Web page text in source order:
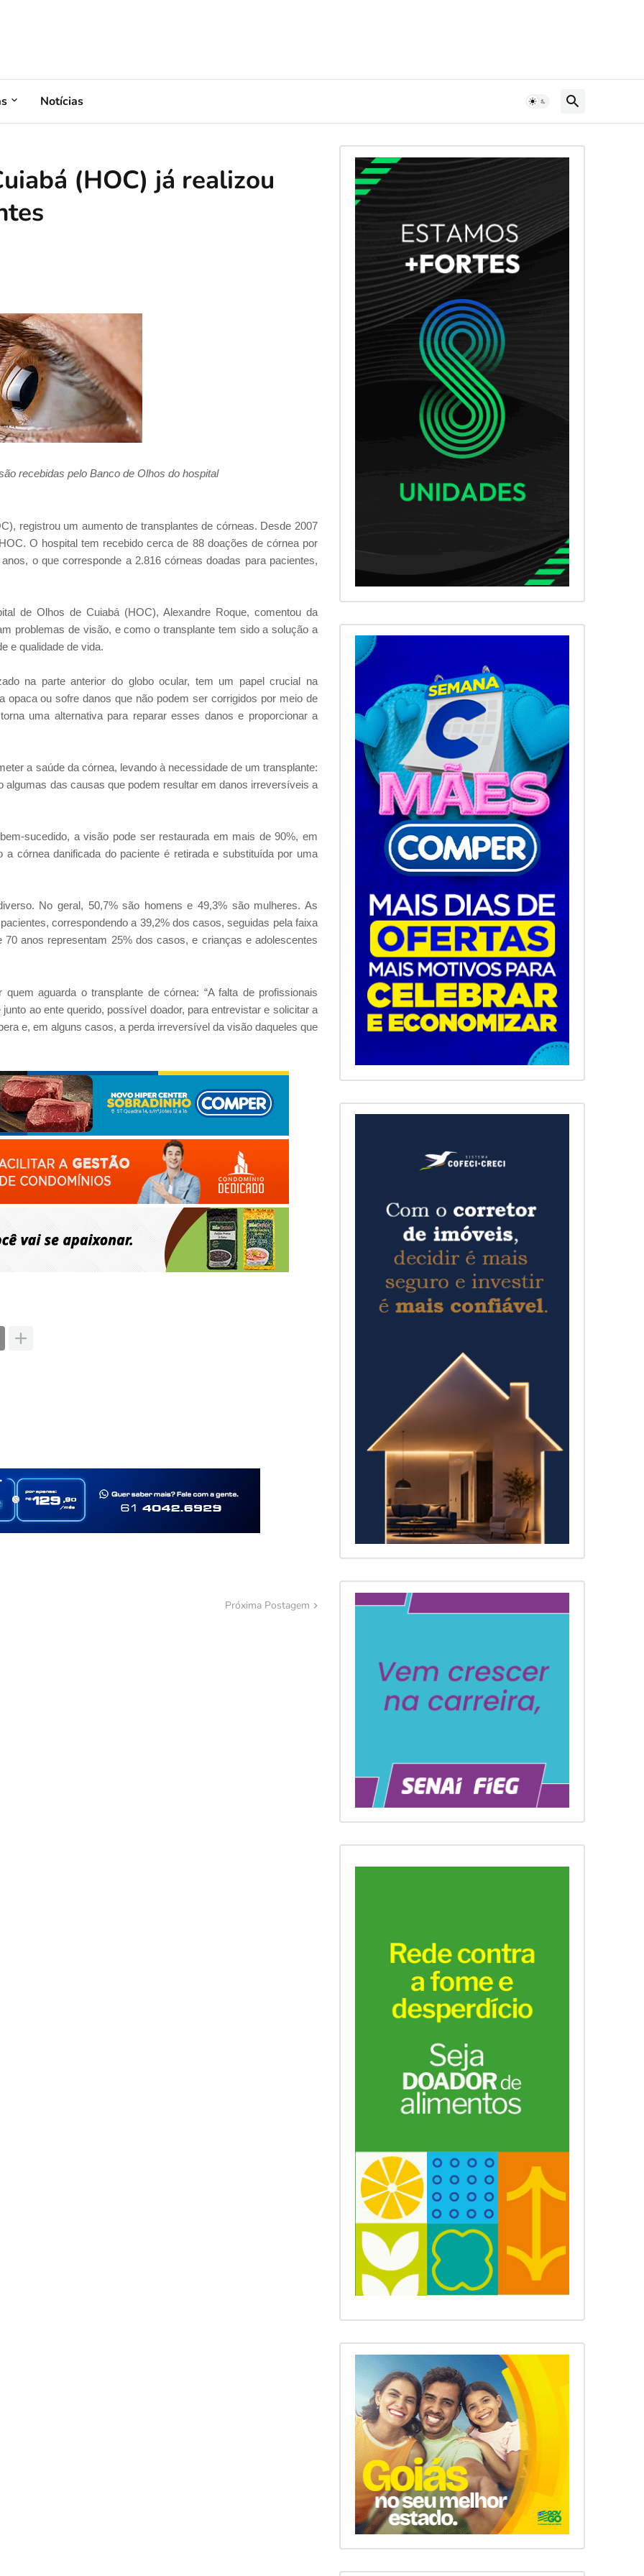
Notícias
(HOC) já realizou
recebidas pelo Banco de Olhos do hospital
registrou um aumento de transplantes de córneas. Desde 2007
O hospital tem recebido cerca de 88 doações de córnea por
o que corresponde a 2.816 córneas doadas para pacientes,
de Olhos de Cuiabá (HOC), Alexandre Roque, comentou da
problemas de visão, e como o transplante tem sido a solução a
e qualidade de vida.
na parte anterior do globo ocular, tem um papel crucial na
ou sofre danos que não podem ser corrigidos por meio de
uma alternativa para reparar esses danos e proporcionar a
a saúde da córnea, levando à necessidade de um transplante:
das causas que podem resultar em danos irreversíveis a
sucedido, a visão pode ser restaurada em mais de 90%, em
córnea danificada do paciente é retirada e substituída por uma
No geral, 50,7% são homens e 49,3% são mulheres. As
correspondendo a 39,2% dos casos, seguidas pela faixa
anos representam 25% dos casos, e crianças e adolescentes
aguarda o transplante de córnea: “A falta de profissionais
ao ente querido, possível doador, para entrevistar e solicitar a
e, em alguns casos, a perda irreversível da visão daqueles que
Próxima Postagem